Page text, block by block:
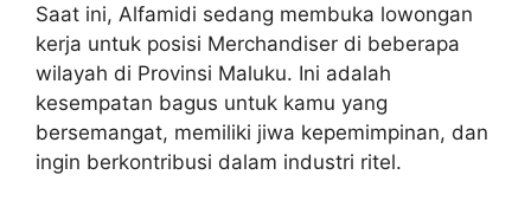
Saat ini, Alfamidi sedang membuka lowongan
kerja untuk posisi Merchandiser di beberapa
wilayah di Provinsi Maluku. Ini adalah
kesempatan bagus untuk kamu yang
bersemangat, memiliki jiwa kepemimpinan, dan
ingin berkontribusi dalam industri ritel.